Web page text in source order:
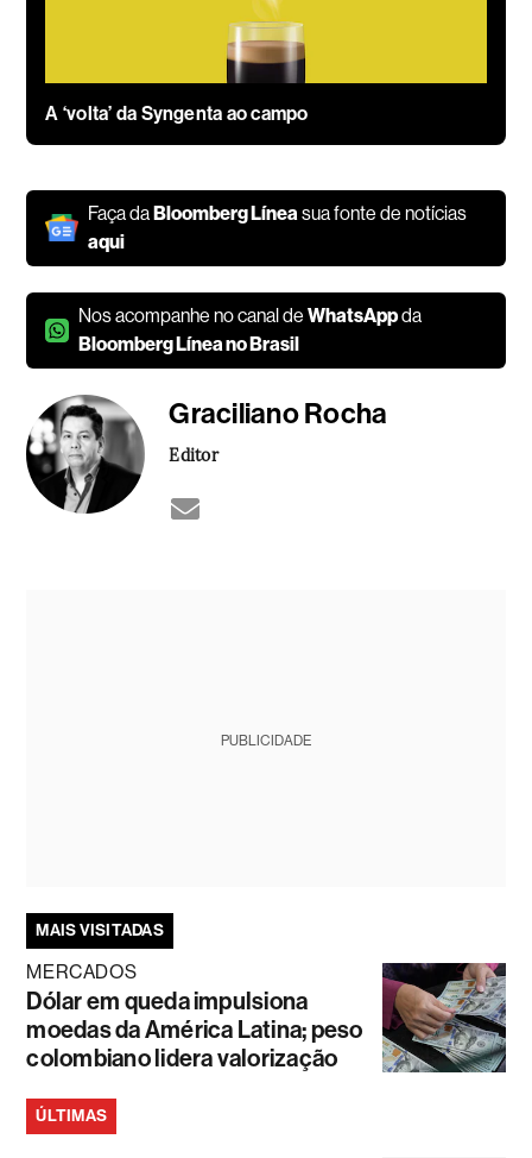
A ‘volta’ da Syngenta ao campo
Faça daBloomberg Línea sua fonte de notícias
aqui
Nos acompanhe no canal deWhatsAppda
Bloomberg Línea no Brasil
Graciliano Rocha
Editor
PUBLICIDADE
MAIS VISITADAS
MERCADOS
Dólar em queda impulsiona
moedas da América Latina; peso
colombiano lidera valorização
ÚLTIMAS